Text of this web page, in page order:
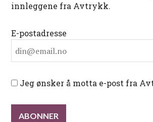
innleggene fra Avtrykk.
E-postadresse
Jeg ønsker å motta e-post fra